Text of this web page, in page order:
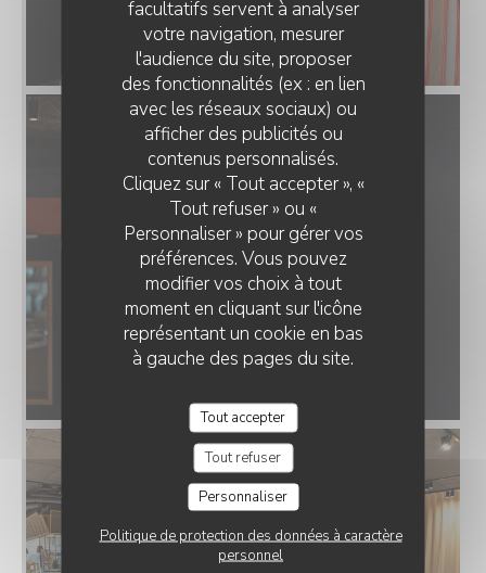
facultatifs servent à analyser
votre navigation, mesurer
l'audience du site, proposer
des fonctionnalités (ex : en lien
avec les réseaux sociaux) ou
afficher des publicités ou
contenus personnalisés.
Cliquez sur « Tout accepter », «
Tout refuser » ou «
Personnaliser » pour gérer vos
préférences. Vous pouvez
modifier vos choix à tout
moment en cliquant sur l'icône
représentant un cookie en bas
à gauche des pages du site.
Tout accepter
Tout refuser
Personnaliser
Politique de protection des données à caractère
personnel
QUINDICI TRATTORIA ROUEN